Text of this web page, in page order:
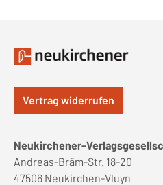
Vertrag widerrufen
Neukirchener-
Andreas-Bräm-Str. 18-20
47506 Neukirchen-Vluyn